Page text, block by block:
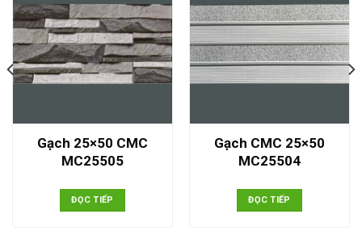
Gạch 25×50 CMC
MC25505
ĐỌC TIẾP
Gạch CMC 25×50
MC25504
ĐỌC TIẾP